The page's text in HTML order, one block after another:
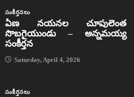
సంకీర్తనలు
ఏణ నయనల చూపులెంత
సొబగైయుండు – అన్నమయ్య
సంకీర్తన
Saturday, April 4, 2026
సంకీర్తనలు